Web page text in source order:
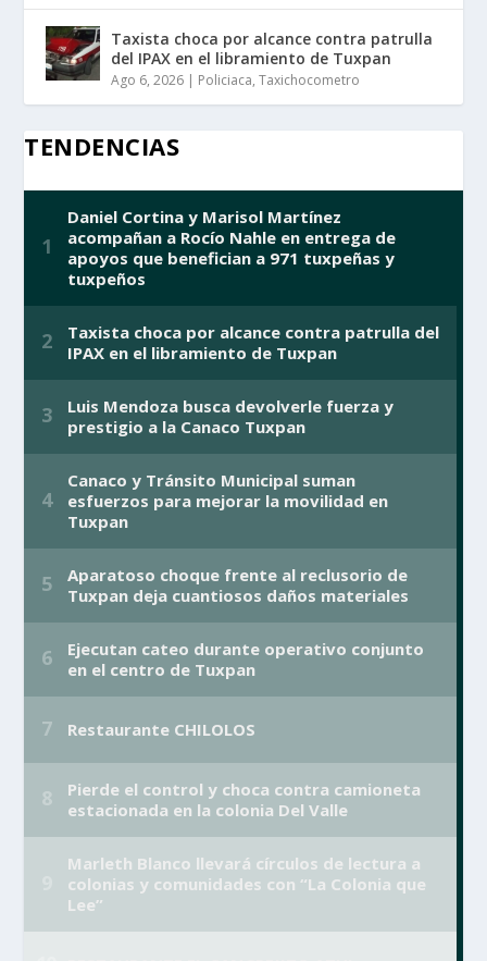
Taxista choca por alcance contra patrulla
del IPAX en el libramiento de Tuxpan
Ago 6, 2026 | Policiaca,Taxichocometro
TENDENCIAS